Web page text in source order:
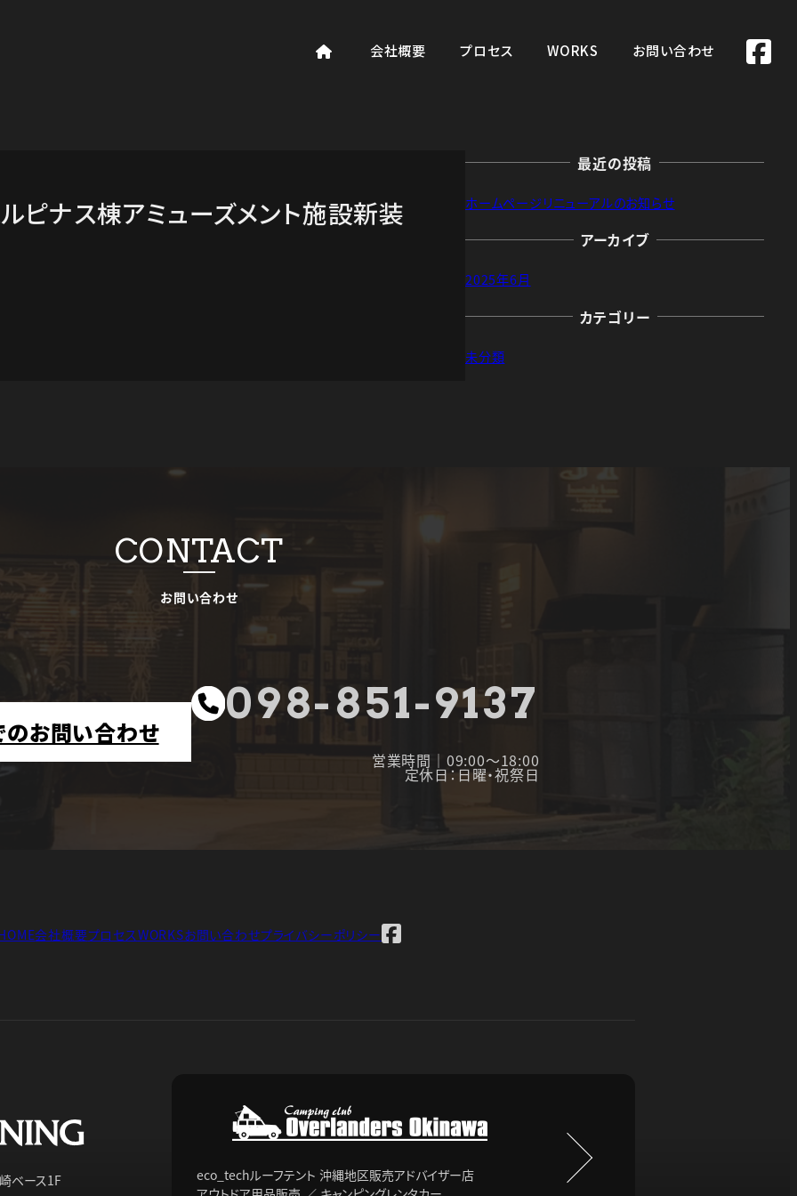
会社概要 プロセス WORKS お問い合わせ
ピナス棟アミューズメント施設新装
最近の投稿
ホームページリニューアルのお知らせ
アーカイブ
2025年6月
カテゴリー
未分類
CONTACT
お問い合わせ
のお問い合わせ
098-851-9137
営業時間｜09:00～18:00
定休日：日曜・祝祭日
会社概要プロセスWORKSお問い合わせプライバシーポリシー
ベース1F
eco_techルーフテント 沖縄地区販売アドバイザー店